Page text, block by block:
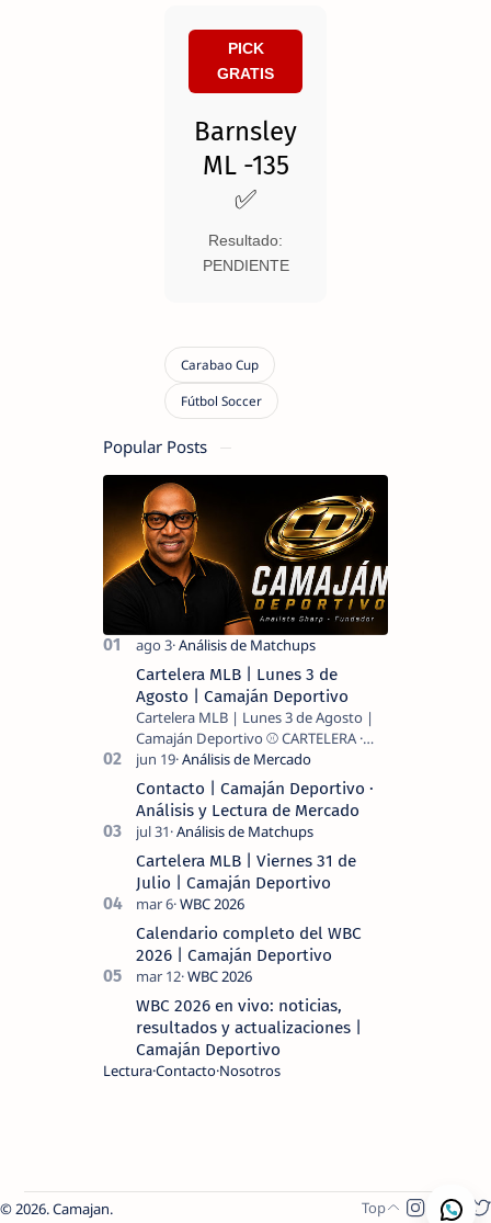
PICK
GRATIS
Barnsley
ML -135
✅
Resultado:
PENDIENTE
Popular Posts
Cartelera MLB | Lunes 3 de
Agosto | Camaján Deportivo
Cartelera MLB | Lunes 3 de Agosto |
Camaján Deportivo ⚾ CARTELERA ·
Contacto | Camaján Deportivo ·
Análisis y Lectura de Mercado
Cartelera MLB | Viernes 31 de
Julio | Camaján Deportivo
Calendario completo del WBC
2026 | Camaján Deportivo
WBC 2026 en vivo: noticias,
resultados y actualizaciones |
Camaján Deportivo
LecturaContacto Nosotros
2026.Camajan.